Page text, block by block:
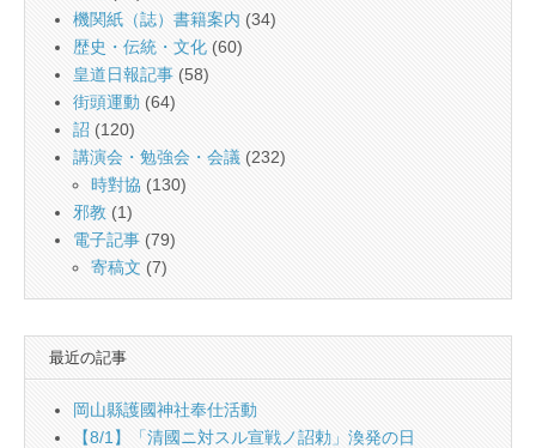
機関紙（誌）書籍案内 (34)
歴史・伝統・文化 (60)
皇道日報記事 (58)
街頭運動 (64)
詔 (120)
講演会・勉強会・会議 (232)
時對協 (130)
邪教 (1)
電子記事 (79)
寄稿文 (7)
最近の記事
岡山縣護國神社奉仕活動
【8/1】「清國ニ対スル宣戦ノ詔勅」渙発の日